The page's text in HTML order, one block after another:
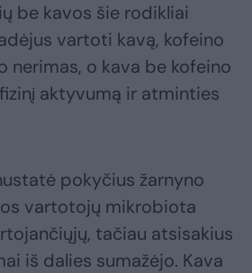
be kavos šie rodikliai
vartoti kavą, kofeino
nerimas, o kava be kofeino
aktyvumą ir atminties
pokyčius žarnyno
vartotojų mikrobiota
tačiau atsisakius
iš dalies sumažėjo. Kava